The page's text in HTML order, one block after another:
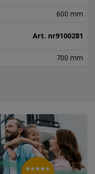
600 mm
Art. nr9100281
700 mm